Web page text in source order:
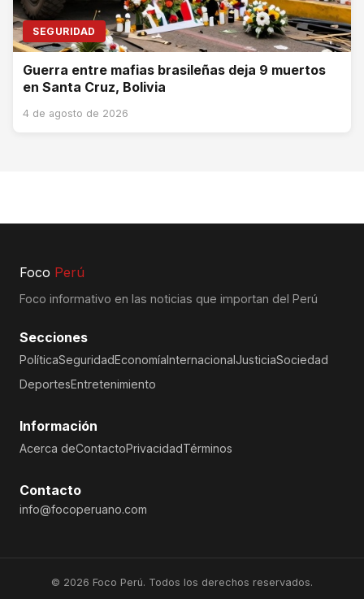
SEGURIDAD
Guerra entre mafias brasileñas deja 9 muertos
en Santa Cruz, Bolivia
4 de agosto de 2026
Foco Perú
Foco informativo en las noticias que importan del Perú
Secciones
PolíticaSeguridadEconomíaInternacionalJusticiaSociedad
DeportesEntretenimiento
Información
Acerca deContactoPrivacidadTérminos
Contacto
info@focoperuano.com
© 2026 Foco Perú. Todos los derechos reservados.